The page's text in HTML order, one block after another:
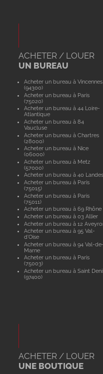
ACHETER / LOUER
UN BUREAU
Acheter un bureau à Vincennes
(94300)
Acheter un bureau à Paris
(75020)
Acheter un bureau à 44 Loire-
Atlantique
Acheter un bureau à 84
Vaucluse
Acheter un bureau à Chartres
(28000)
Acheter un bureau à Nice
(06000)
Acheter un bureau à Metz
(57000)
Acheter un bureau à 40 Landes
Acheter un bureau à Paris
(75015)
Acheter un bureau à Paris
(75011)
Acheter un bureau à 69 Rhône
Acheter un bureau à 03 Allier
Acheter un bureau à 12
Acheter un bureau à 95 Val-
d'Oise
Acheter un bureau à 94 Val-de-
Marne
Acheter un bureau à Paris
(75003)
Acheter un bureau à Saint
(97400)
ACHETER / LOUER
UNE BOUTIQUE